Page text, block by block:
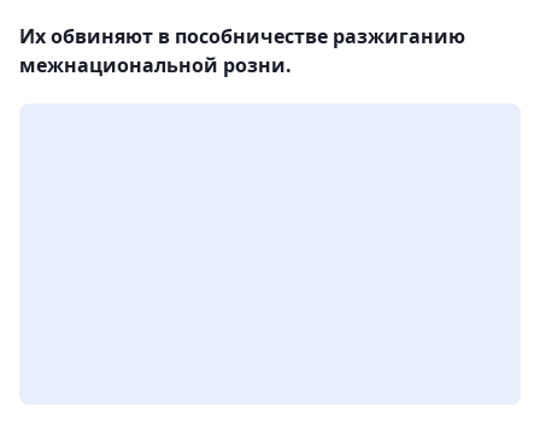
Их обвиняют в пособничестве разжиганию
межнациональной розни.